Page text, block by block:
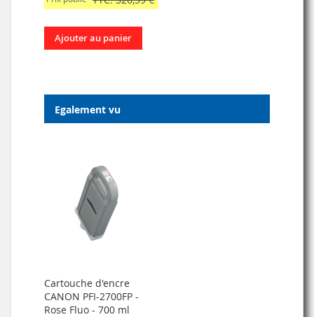
Ajouter au panier
Egalement vu
Cartouche d'encre
CANON PFI-2700FP -
Rose Fluo - 700 ml